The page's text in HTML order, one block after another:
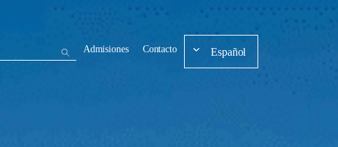
Admisiones Contacto Español